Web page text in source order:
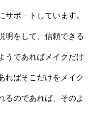
サポ－トしています。
明をして、信頼できる
うであればメイクだけ
ればそこだけをメイク
るのであれば、そのよ